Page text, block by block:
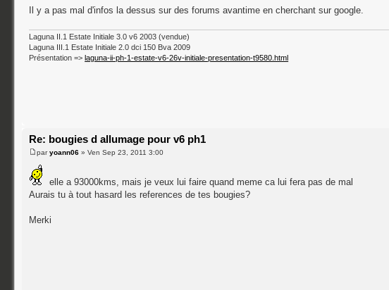
Il y a pas mal d'infos la dessus sur des forums avantime en cherchant sur google.
Laguna II.1 Estate Initiale 3.0 v6 2003 (vendue)
Laguna III.1 Estate Initiale 2.0 dci 150 Bva 2009
Présentation =>laguna-ii-ph-1-estate-v6-26v-initiale-presentation-t9580.html
Re: bougies d allumage pour v6 ph1
paryoann06 » Ven Sep 23, 2011 3:00
elle a 93000kms, mais je veux lui faire quand meme ca lui fera pas de mal
Aurais tu à tout hasard les references de tes bougies?
Merki